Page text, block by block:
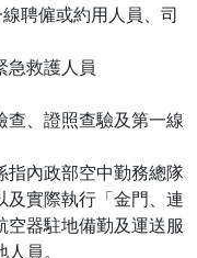
聘僱或約用人員、司
急救護人員
查、證照查驗及第一線
指內政部空中勤務總隊
及實際執行「金門、連
器駐地備勤及運送服
員。